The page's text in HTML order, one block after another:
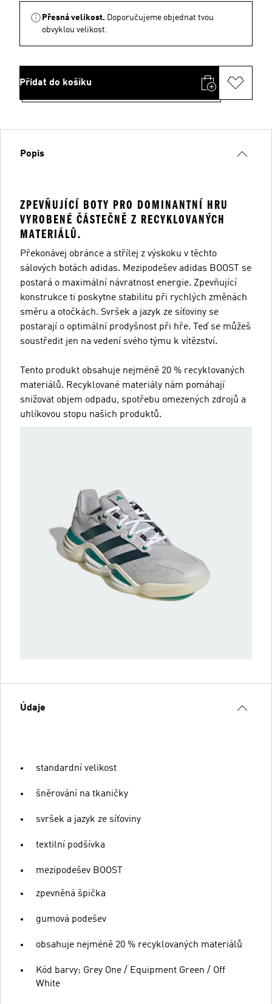
Přesná velikost. Doporučujeme objednat tvou
obvyklou velikost.
Přidat do košíku
Popis
ZPEVŇUJÍCÍ BOTY PRO DOMINANTNÍ HRU
VYROBENÉ ČÁSTEČNĚ Z RECYKLOVANÝCH
MATERIÁLŮ.
Překonávej obránce a střílej z výskoku v těchto
sálových botách adidas. Mezipodešev adidas BOOST se
postará o maximální návratnost energie. Zpevňující
konstrukce ti poskytne stabilitu při rychlých změnách
směru a otočkách. Svršek a jazyk ze síťoviny se
postarají o optimální prodyšnost při hře. Teď se můžeš
soustředit jen na vedení svého týmu k vítězství.
Tento produkt obsahuje nejméně 20 % recyklovaných
materiálů. Recyklované materiály nám pomáhají
snižovat objem odpadu, spotřebu omezených zdrojů a
uhlíkovou stopu našich produktů.
Údaje
standardní velikost
šněrování na tkaničky
svršek a jazyk ze síťoviny
textilní podšívka
mezipodešev BOOST
zpevněná špička
gumová podešev
obsahuje nejméně 20 % recyklovaných materiálů
Kód barvy: Grey One / Equipment Green / Off
White